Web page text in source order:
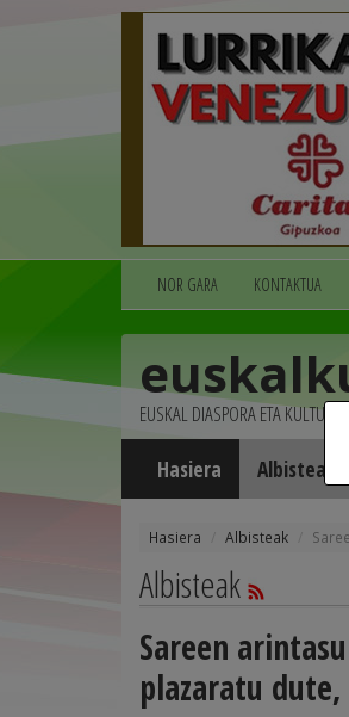
NOR GARA KONTAKTUA
EUSKAL DIASPORA ETA KULTURA
Hasiera Albisteak
Hasiera Albisteak
Albisteak
Sareen
plazaratu